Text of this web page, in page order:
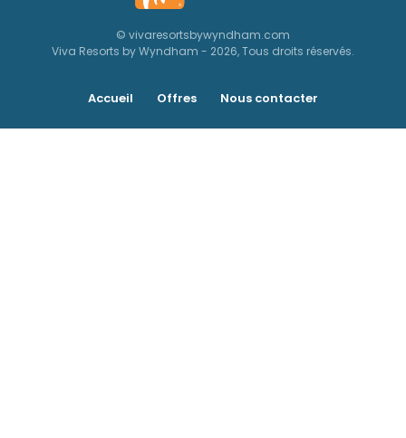
© vivaresortsbywyndham.com
Viva Resorts by Wyndham - 2026, Tous droits réservés.
Accueil Offres Nous contacter